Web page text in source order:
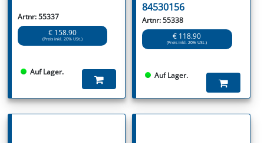
Artnr: 55337
€ 158.90
(Preis inkl. 20% USt.)
Auf Lager.
84530156
Artnr: 55338
€ 118.90
(Preis inkl. 20% USt.)
Auf Lager.